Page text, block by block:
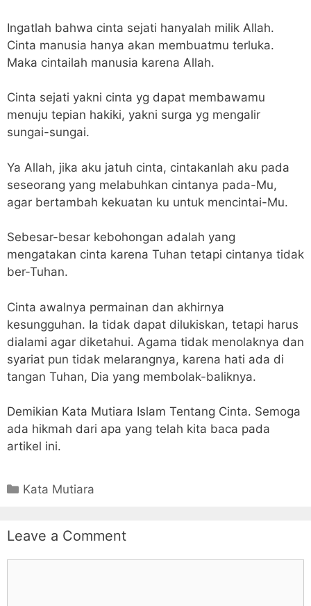
Ingatlah bahwa cinta sejati hanyalah milik Allah.
Cinta manusia hanya akan membuatmu terluka.
Maka cintailah manusia karena Allah.
Cinta sejati yakni cinta yg dapat membawamu
menuju tepian hakiki, yakni surga yg mengalir
sungai-sungai.
Ya Allah, jika aku jatuh cinta, cintakanlah aku pada
seseorang yang melabuhkan cintanya pada-Mu,
agar bertambah kekuatan ku untuk mencintai-Mu.
Sebesar-besar kebohongan adalah yang
mengatakan cinta karena Tuhan tetapi cintanya tidak
ber-Tuhan.
Cinta awalnya permainan dan akhirnya
kesungguhan. Ia tidak dapat dilukiskan, tetapi harus
dialami agar diketahui. Agama tidak menolaknya dan
syariat pun tidak melarangnya, karena hati ada di
tangan Tuhan, Dia yang membolak-baliknya.
Demikian Kata Mutiara Islam Tentang Cinta. Semoga
ada hikmah dari apa yang telah kita baca pada
artikel ini.
Categories
Kata Mutiara
Leave a Comment